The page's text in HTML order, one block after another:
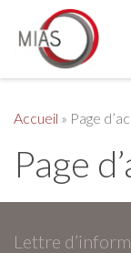
Accueil » Page
Page
Lettre